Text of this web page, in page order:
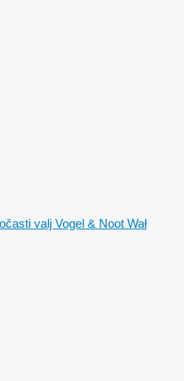
valj Vogel & Noot Wał